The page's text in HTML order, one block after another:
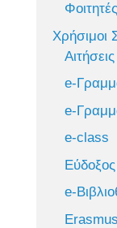
Φοιτητές
Χρήσιμοι
e-
e-
e-class
Εύδοξος
e-